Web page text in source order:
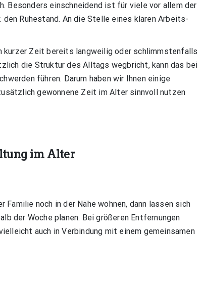
Besonders einschneidend ist für viele vor allem der
Ruhestand. An die Stelle eines klaren Arbeits-
kurzer Zeit bereits langweilig oder schlimmstenfalls
die Struktur des Alltags wegbricht, kann das bei
führen. Darum haben wir Ihnen einige
gewonnene Zeit im Alter sinnvoll nutzen
im Alter
Familie noch in der Nähe wohnen, dann lassen sich
der Woche planen. Bei größeren Entfernungen
auch in Verbindung mit einem gemeinsamen